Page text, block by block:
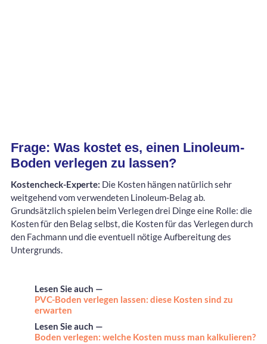
Frage: Was kostet es, einen Linoleum-
Boden verlegen zu lassen?
Kostencheck-Experte: Die Kosten hängen natürlich sehr
weitgehend vom verwendeten Linoleum-Belag ab.
Grundsätzlich spielen beim Verlegen drei Dinge eine Rolle: die
Kosten für den Belag selbst, die Kosten für das Verlegen durch
den Fachmann und die eventuell nötige Aufbereitung des
Untergrunds.
Lesen Sie auch —
PVC-Boden verlegen lassen: diese Kosten sind zu
erwarten
Lesen Sie auch —
Boden verlegen: welche Kosten muss man kalkulieren?